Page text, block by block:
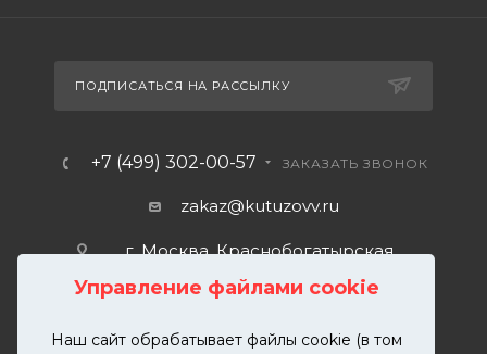
Управление файлами cookie
Наш сайт обрабатывает файлы cookie (в том
ПОДПИСАТЬСЯ НА РАССЫЛКУ
+7 (499) 302-00-57 ЗАКАЗАТЬ ЗВОНОК
zakaz@kutuzovv.ru
г. Москва, Краснобогатырская